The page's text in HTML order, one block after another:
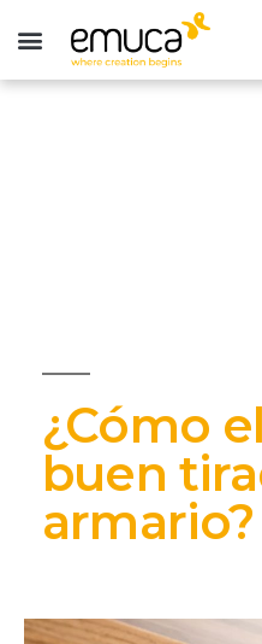
¿Cómo
buen
armario?